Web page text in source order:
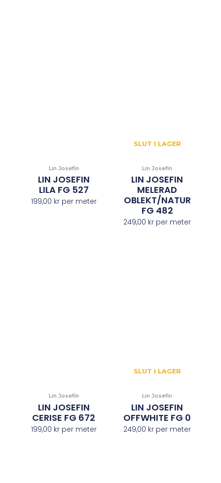
Lin Josefin
LIN JOSEFIN
LILA FG 527
199,00 krper meter
SLUT I LAGER
Lin Josefin
LIN JOSEFIN
MELERAD
OBLEKT/NATUR
FG 482
249,00 kr per meter
Lin Josefin
LIN JOSEFIN
CERISE FG 672
199,00 krper meter
SLUT I LAGER
Lin Josefin
LIN JOSEFIN
OFFWHITE FG 0
249,00 kr per meter